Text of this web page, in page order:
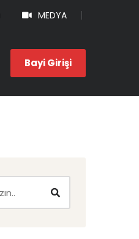
MEDYA
Bayi Girişi